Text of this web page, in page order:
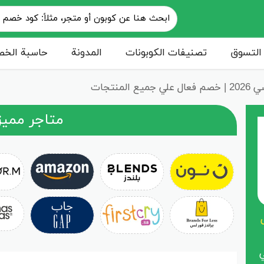
التسوق تصنيفات الكوبونات المدونة حاسبة
متاجر